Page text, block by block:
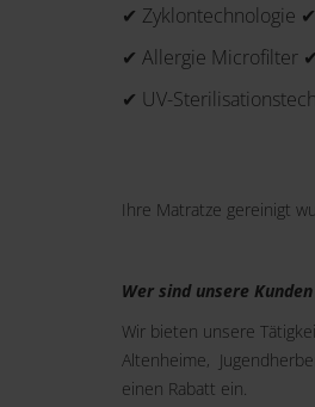
✔ Zyklontechnologie ✔
✔ Allergie Microfilter ✔
✔ UV-
Ihre Matratze gereinigt
Wer sind unsere
Wir bieten unsere
Altenheime,
einen Rabatt ein.